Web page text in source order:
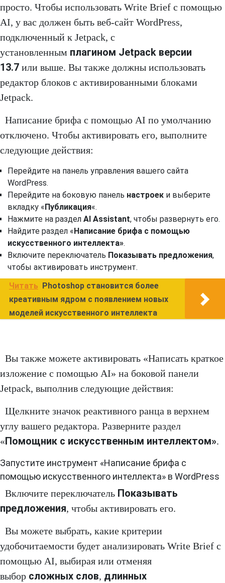
просто. Чтобы использовать Write Brief с помощью
AI, у вас должен быть веб-сайт WordPress,
подключенный к Jetpack, с
установленным плагином Jetpack версии
13.7 или выше. Вы также должны использовать
редактор блоков с активированными блоками
Jetpack.
Написание брифа с помощью AI по умолчанию
отключено. Чтобы активировать его, выполните
следующие действия:
Перейдите на панель управления вашего сайта
WordPress.
Перейдите на боковую панель настроек и выберите
вкладку « Публикация«.
Нажмите на раздел AI Assistant, чтобы развернуть его.
Найдите раздел « Написание брифа с помощью
искусственного интеллекта».
Включите переключатель Показывать предложения,
чтобы активировать инструмент.
Читать
Photoshop становится более
креативным ядром с появлением новых
моделей искусственного интеллекта
Вы также можете активировать «Написать краткое
изложение с помощью AI» на боковой панели
Jetpack, выполнив следующие действия:
Щелкните значок реактивного ранца в верхнем
углу вашего редактора. Разверните раздел
«Помощник с искусственным интеллектом».
Запустите инструмент «Написание брифа с
помощью искусственного интеллекта» в WordPress
Включите переключатель Показывать
предложения, чтобы активировать его.
Вы можете выбрать, какие критерии
удобочитаемости будет анализировать Write Brief с
помощью AI, выбирая или отменяя
выбор сложных слов, длинных